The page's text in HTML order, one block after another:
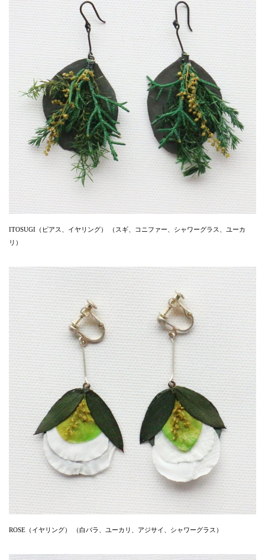
ITOSUGI（ピアス、イヤリング） （スギ、コニファー、シャワーグラス、ユーカ
リ）
ROSE（イヤリング） （白バラ、ユーカリ、アジサイ、シャワーグラス）